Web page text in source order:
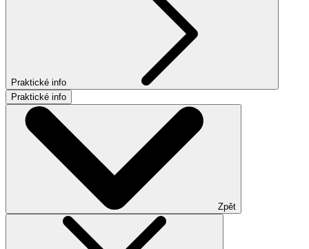
Praktické info
Praktické info
Zpět